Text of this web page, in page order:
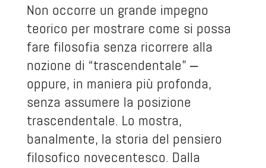
Non occorre un grande impegno
teorico per mostrare come si possa
fare filosofia senza ricorrere alla
nozione di “trascendentale” ‒
oppure, in maniera più profonda,
senza assumere la posizione
trascendentale. Lo mostra,
banalmente, la storia del pensiero
filosofico novecentesco. Dalla